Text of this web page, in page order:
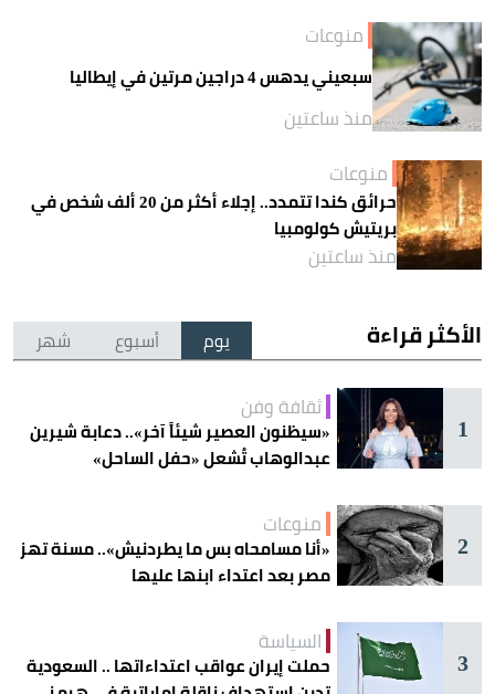
منوعات
سبعيني يدهس 4 دراجين مرتين في إيطاليا
منذ ساعتين
منوعات
حرائق كندا تتمدد.. إجلاء أكثر من 20 ألف شخص في
بريتيش كولومبيا
منذ ساعتين
الأكثر قراءة يوم أسبوع شهر
1
ثقافة وفن
«سيظنون العصير شيئاً آخر».. دعابة شيرين
عبدالوهاب تُشعل «حفل الساحل»
2
منوعات
«أنا مسامحاه بس ما يطردنيش».. مسنة تهز
مصر بعد اعتداء ابنها عليها
3
السياسة
حملت إيران عواقب اعتداءاتها .. السعودية